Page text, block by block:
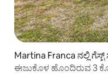
Martina Franca ನಲ್ಲಿ
ಈಜುಕೊಳ ಹೊಂದಿರುವ 3